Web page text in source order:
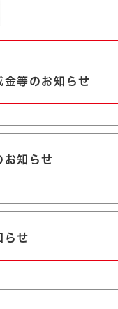
金等のお知らせ
お知らせ
らせ